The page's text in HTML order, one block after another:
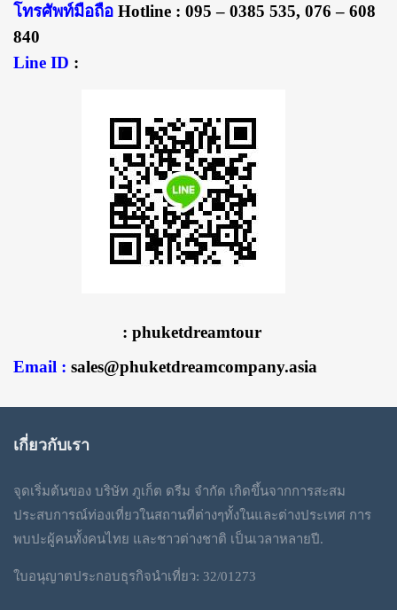
โทรศัพท์มือถือ Hotline : 095 – 0385 535, 076 – 608
840
Line ID :
: phuketdreamtour
Email : sales@phuketdreamcompany.asia
เกี่ยวกับเรา
จุดเริ่มต้นของ บริษัท ภูเก็ต ดรีม จำกัด เกิดขึ้นจากการสะสม
ประสบการณ์ท่องเที่ยวในสถานที่ต่างๆทั้งในและต่างประเทศ การ
พบปะผู้คนทั้งคนไทย และชาวต่างชาติ เป็นเวลาหลายปี.
ใบอนุญาตประกอบธุรกิจนำเที่ยว: 32/01273